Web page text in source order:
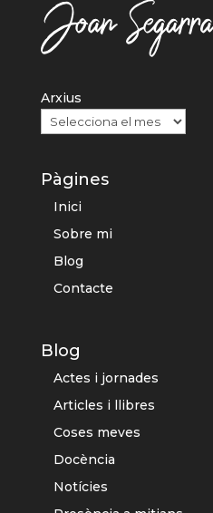
Arxius
Pàgines
Inici
Sobre mi
Blog
Contacte
Blog
Actes i jornades
Articles i llibres
Coses meves
Docència
Notícies